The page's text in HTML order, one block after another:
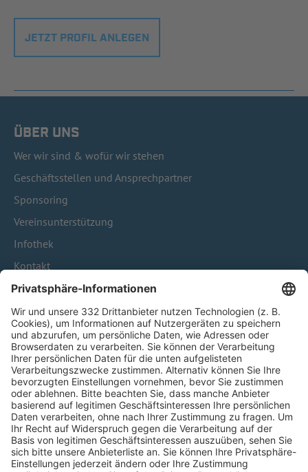
JETZT PROFIL ANLEGEN
ÜBER UNS
Wer wir sind & wofür wir stehen
Geschäftsstellen und Ansprechpartner
Sponsoring
Vereinsunterstützung
Infothek
Kontakt
HÄUFIG BESUCHTE SEITEN
Pässe und Vereinswechsel
Trainerausbildung
Schulungsangebot Vereinsmitarbeiter
BFV-Geschäftsstellen
Trainerbörse
Login SpielPlus